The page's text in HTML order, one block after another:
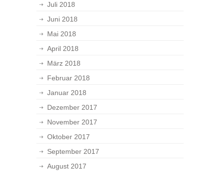
Juli 2018
Juni 2018
Mai 2018
April 2018
März 2018
Februar 2018
Januar 2018
Dezember 2017
November 2017
Oktober 2017
September 2017
August 2017